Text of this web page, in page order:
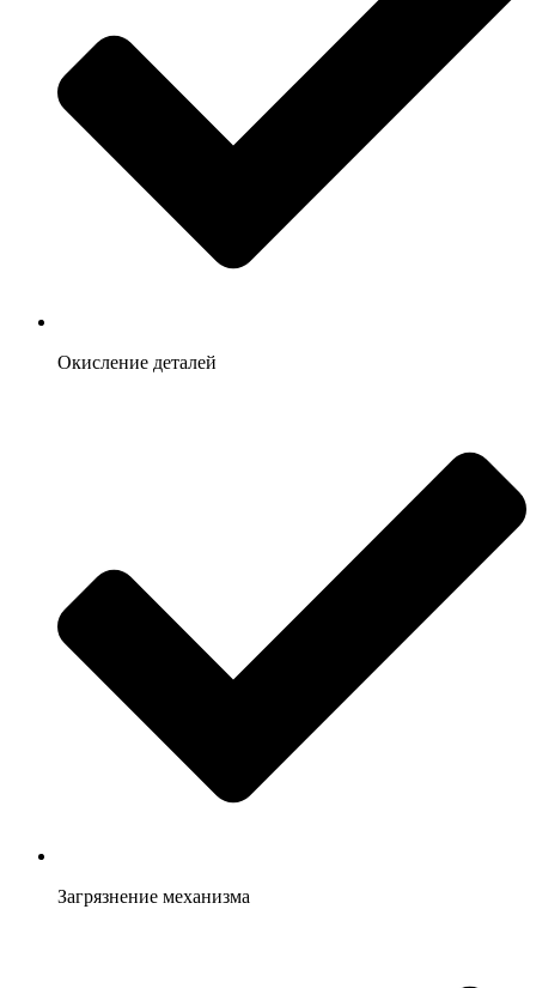
Окисление деталей
Загрязнение механизма